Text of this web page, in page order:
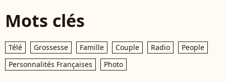
Mots clés
Télé Grossesse Famille Couple Radio
People
Personnalités Françaises
Photo